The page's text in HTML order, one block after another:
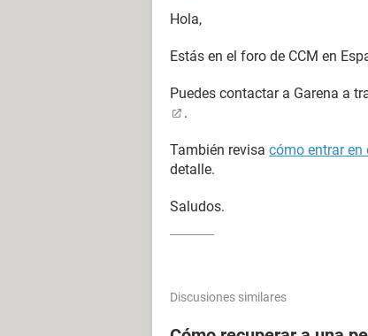
Hola,
Estás en el foro de CCM en
Puedes contactar a Garena a
.
También revisa cómo entrar en
detalle.
Saludos.
Discusiones similares